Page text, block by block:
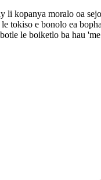
li kopanya moralo oa
tokiso e bonolo ea
le boiketlo ba hau